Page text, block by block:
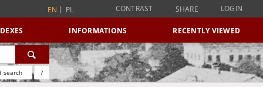
EN PL CONTRAST SHARE LOGIN
INFORMATIONS RECENTLY VIEWED
search ?